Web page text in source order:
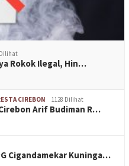
Rokok Ilegal, Hin…
CIREBON 1128 Dilihat
Arif Budiman R…
Cigandamekar Kuninga…